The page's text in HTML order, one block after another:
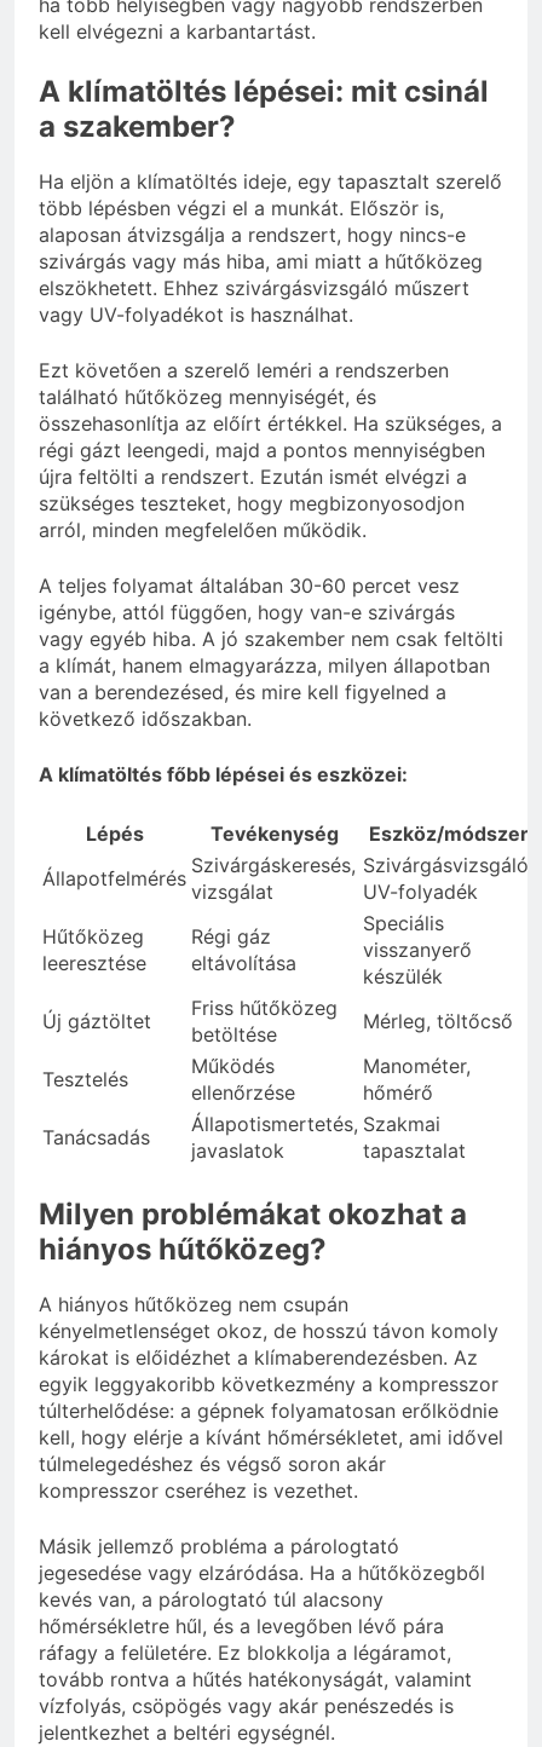
ha több helyiségben vagy nagyobb rendszerben
kell elvégezni a karbantartást.
A klímatöltés lépései: mit csinál
a szakember?
Ha eljön a klímatöltés ideje, egy tapasztalt szerelő
több lépésben végzi el a munkát. Először is,
alaposan átvizsgálja a rendszert, hogy nincs-e
szivárgás vagy más hiba, ami miatt a hűtőközeg
elszökhetett. Ehhez szivárgásvizsgáló műszert
vagy UV-folyadékot is használhat.
Ezt követően a szerelő leméri a rendszerben
található hűtőközeg mennyiségét, és
összehasonlítja az előírt értékkel. Ha szükséges, a
régi gázt leengedi, majd a pontos mennyiségben
újra feltölti a rendszert. Ezután ismét elvégzi a
szükséges teszteket, hogy megbizonyosodjon
arról, minden megfelelően működik.
A teljes folyamat általában 30-60 percet vesz
igénybe, attól függően, hogy van-e szivárgás
vagy egyéb hiba. A jó szakember nem csak feltölti
a klímát, hanem elmagyarázza, milyen állapotban
van a berendezésed, és mire kell figyelned a
következő időszakban.
A klímatöltés főbb lépései és eszközei:
Lépés Tevékenység
Eszköz/módszer
Állapotfelmérés
Szivárgáskeresés,
vizsgálat
Szivárgásvizsgáló,
UV-folyadék
Hűtőközeg
leeresztése
Régi gáz
eltávolítása
Speciális
visszanyerő
készülék
Új gáztöltet
Friss hűtőközeg
betöltése
Mérleg, töltőcső
Tesztelés
Működés
ellenőrzése
Manométer,
hőmérő
Tanácsadás
Állapotismertetés,
javaslatok
Szakmai
tapasztalat
Milyen problémákat okozhat a
hiányos hűtőközeg?
A hiányos hűtőközeg nem csupán
kényelmetlenséget okoz, de hosszú távon komoly
károkat is előidézhet a klímaberendezésben. Az
egyik leggyakoribb következmény a kompresszor
túlterhelődése: a gépnek folyamatosan erőlködnie
kell, hogy elérje a kívánt hőmérsékletet, ami idővel
túlmelegedéshez és végső soron akár
kompresszor cseréhez is vezethet.
Másik jellemző probléma a párologtató
jegesedése vagy elzáródása. Ha a hűtőközegből
kevés van, a párologtató túl alacsony
hőmérsékletre hűl, és a levegőben lévő pára
ráfagy a felületére. Ez blokkolja a légáramot,
tovább rontva a hűtés hatékonyságát, valamint
vízfolyás, csöpögés vagy akár penészedés is
jelentkezhet a beltéri egységnél.